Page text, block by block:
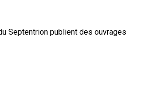
Septentrion publient des ouvrages